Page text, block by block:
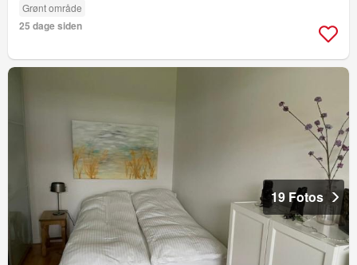
Grønt område
25 dage siden
19 Fotos